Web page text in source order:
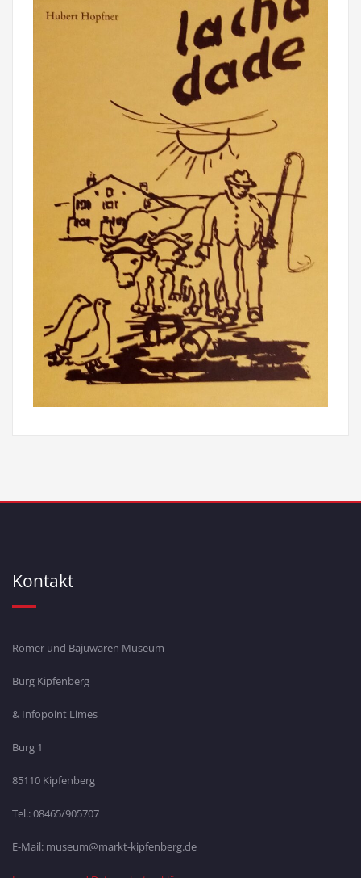
Kontakt
Römer und Bajuwaren Museum
Burg Kipfenberg
& Infopoint Limes
Burg 1
85110 Kipfenberg
Tel.: 08465/905707
E-Mail: museum@markt-kipfenberg.de